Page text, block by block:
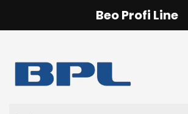
Beo Profi Line